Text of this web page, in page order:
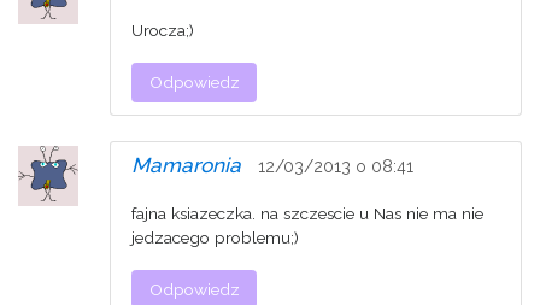
Urocza;)
Odpowiedz
Mamaronia 12/03/2013 o 08:41
fajna ksiazeczka. na szczescie u Nas nie ma nie
jedzacego problemu;)
Odpowiedz